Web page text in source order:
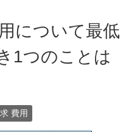
について最低
1つのことは
費用